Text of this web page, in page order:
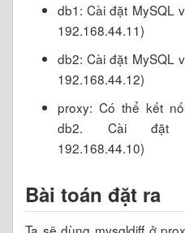
db1: Cài đặt MySQL
192.168.44.11)
db2: Cài đặt MySQL
192.168.44.12)
proxy: Có thể kết
db2. Cài đặt
192.168.44.10)
Bài toán đặt ra